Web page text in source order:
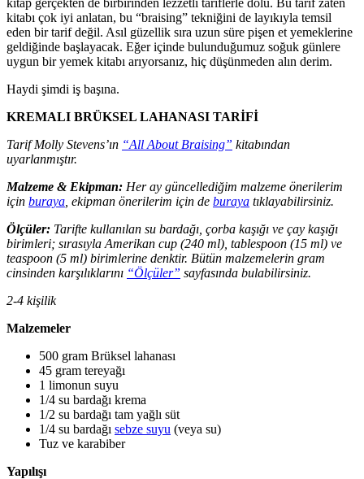
kitabı çok iyi anlatan, bu “braising” tekniğini de layıkıyla temsil
eden bir tarif değil. Asıl güzellik sıra uzun süre pişen et yemeklerine
geldiğinde başlayacak. Eğer içinde bulunduğumuz soğuk günlere
uygun bir yemek kitabı arıyorsanız, hiç düşünmeden alın derim.
Haydi şimdi iş başına.
KREMALI BRÜKSEL LAHANASI TARİFİ
Tarif Molly Stevens’ın “All About Braising” kitabından
uyarlanmıştır.
Malzeme & Ekipman: Her ay güncellediğim malzeme önerilerim
için buraya , ekipman önerilerim için de buraya tıklayabilirsiniz.
Ölçüler: Tarifte kullanılan su bardağı, çorba kaşığı ve çay kaşığı
birimleri; sırasıyla Amerikan cup (240 ml), tablespoon (15 ml) ve
teaspoon (5 ml) birimlerine denktir. Bütün malzemelerin gram
cinsinden karşılıklarını “Ölçüler” sayfasında bulabilirsiniz.
2-4 kişilik
Malzemeler
500 gram Brüksel lahanası
45 gram tereyağı
1 limonun suyu
1/4 su bardağı krema
1/2 su bardağı tam yağlı süt
1/4 su bardağı sebze suyu (veya su)
Tuz ve karabiber
Yapılışı